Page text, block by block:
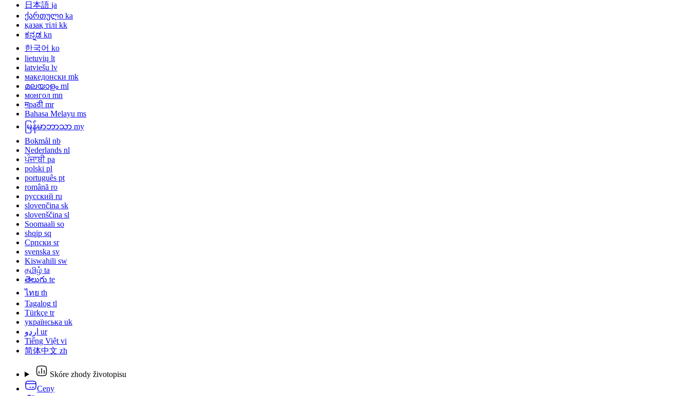
日本語 ja
ქართული ka
қазақ тілі kk
ಕನ್ನಡ kn
한국어 ko
lietuvių lt
latviešu lv
македонски mk
മലയാളം ml
монгол mn
मраठी mr
Bahasa Melayu ms
မြန်မာဘာသာ my
Bokmål nb
Nederlands nl
ਪੰਜਾਬੀ pa
polski pl
português pt
română ro
русский ru
slovenčina sk
slovenščina sl
Soomaali so
shqip sq
Српски sr
svenska sv
Kiswahili sw
தமிழ் ta
తెలుగు te
ไทย th
Tagalog tl
Türkçe tr
українська uk
اردو ur
Tiếng Việt vi
简体中文 zh
Skóre zhody životopisu
Ceny